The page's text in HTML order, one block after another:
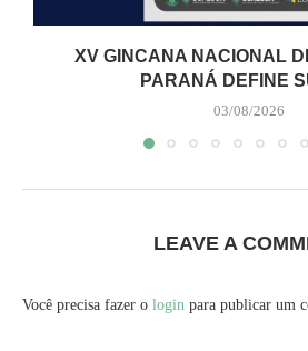
XV GINCANA NACIONAL
PARANÁ DEFINE
03/08/2026
LEAVE A
Você precisa fazer o login para publicar um